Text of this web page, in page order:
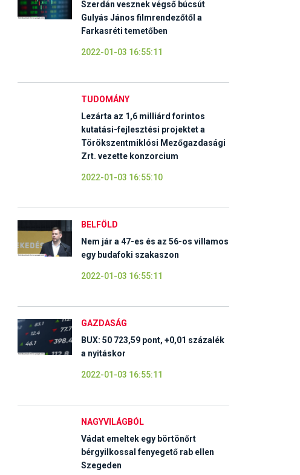
Szerdán vesznek végső búcsút
Gulyás János filmrendezőtől a
Farkasréti temetőben
2022-01-03 16:55:11
TUDOMÁNY
Lezárta az 1,6 milliárd forintos
kutatási-fejlesztési projektet a
Törökszentmiklósi Mezőgazdasági
Zrt. vezette konzorcium
2022-01-03 16:55:10
BELFÖLD
Nem jár a 47-es és az 56-os villamos
egy budafoki szakaszon
2022-01-03 16:55:11
GAZDASÁG
BUX: 50 723,59 pont, +0,01 százalék
a nyitáskor
2022-01-03 16:55:11
NAGYVILÁGBÓL
Vádat emeltek egy börtönőrt
bérgyilkossal fenyegető rab ellen
Szegeden